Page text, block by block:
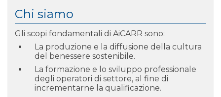
Chi siamo
Gli scopi fondamentali di AiCARR sono:
La produzione e la diffusione della cultura
del benessere sostenibile.
La formazione e lo sviluppo professionale
degli operatori di settore, al fine di
incrementarne la qualificazione.